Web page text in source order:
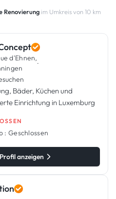
Renovierung im Umkreis von 10 km
d'Ehnen,
·
Bäder, Küchen und
Einrichtung in Luxemburg
: Geschlossen
Profil anzeigen